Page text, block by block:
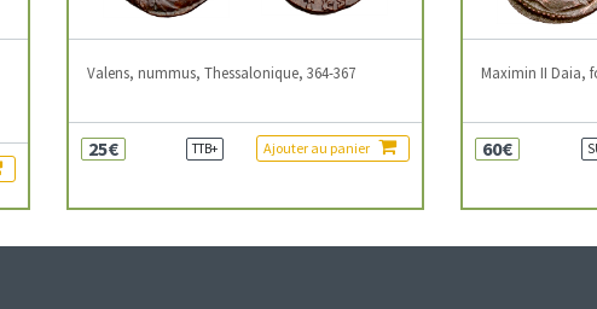
Valens, nummus, Thessalonique, 364-367
25€ TTB+ Ajouter au panier
Maximin II Daia,
60€